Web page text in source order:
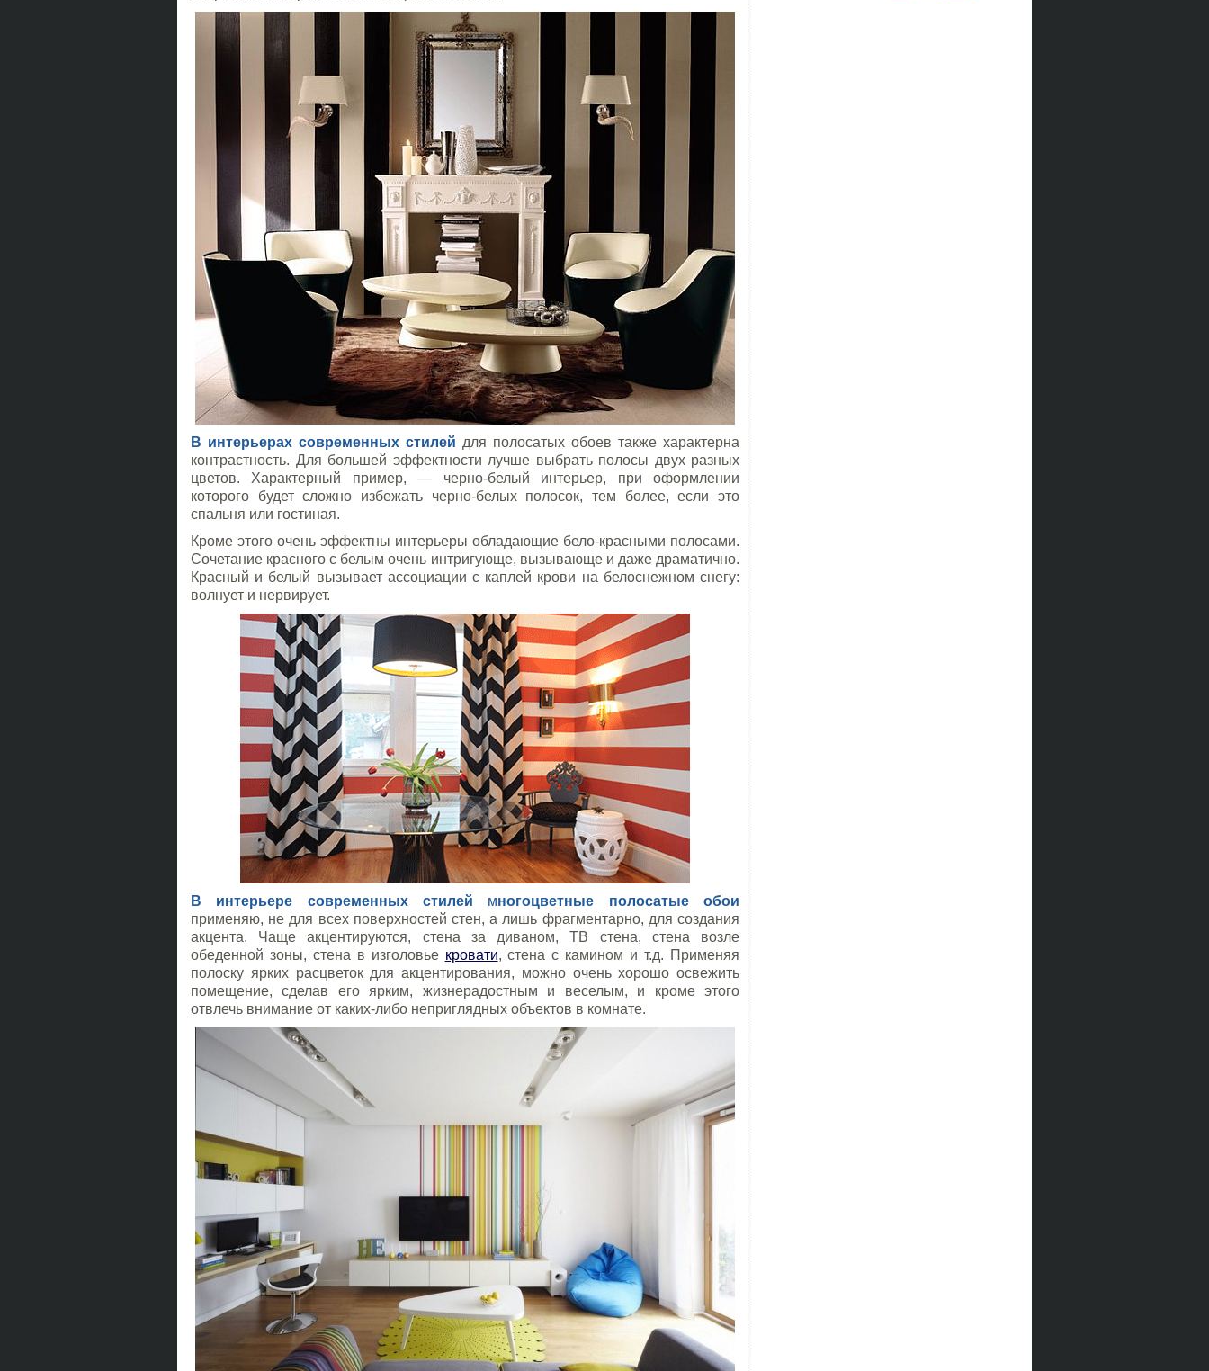
В интерьерах современных стилей для полосатых обоев также характерна
контрастность. Для большей эффектности лучше выбрать полосы двух разных
цветов. Характерный пример, — черно-белый интерьер, при оформлении
которого будет сложно избежать черно-белых полосок, тем более, если это
спальня или гостиная.
Кроме этого очень эффектны интерьеры обладающие бело-красными полосами.
Сочетание красного с белым очень интригующе, вызывающе и даже драматично.
Красный и белый вызывает ассоциации с каплей крови на белоснежном снегу:
волнует и нервирует.
В интерьере современных стилей многоцветные полосатые обои
применяю, не для всех поверхностей стен, а лишь фрагментарно, для создания
акцента. Чаще акцентируются, стена за диваном, ТВ стена, стена возле
обеденной зоны, стена в изголовье кровати, стена с камином и т.д. Применяя
полоску ярких расцветок для акцентирования, можно очень хорошо освежить
помещение, сделав его ярким, жизнерадостным и веселым, и кроме этого
отвлечь внимание от каких-либо неприглядных объектов в комнате.